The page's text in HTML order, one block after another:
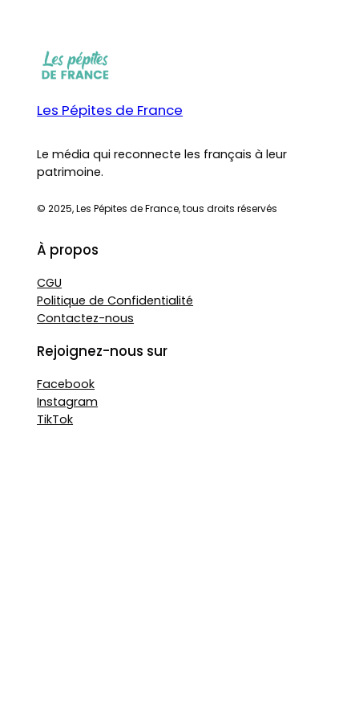
Les Pépites de France
Le média qui reconnecte les français à leur
patrimoine.
© 2025, Les Pépites de France, tous droits réservés
À propos
CGU
Politique de Confidentialité
Contactez-nous
Rejoignez-nous sur
Facebook
Instagram
TikTok